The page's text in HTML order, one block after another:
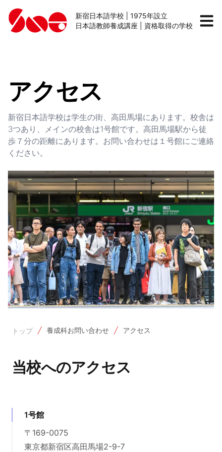
新宿日本語学校 | 1975年設立
日本語教師養成講座 | 資格取得の学校
アクセス
新宿日本語学校は学生の街、高田馬場にあります。校舎は
3つあり、メインの校舎は1号館です。高田馬場駅から徒
歩７分の距離にあります。お問い合わせは１号館にご連絡
ください。
トップ 養成科お問い合わせ アクセス
当校へのアクセス
1号館
〒169-0075
東京都新宿区高田馬場2-9-7